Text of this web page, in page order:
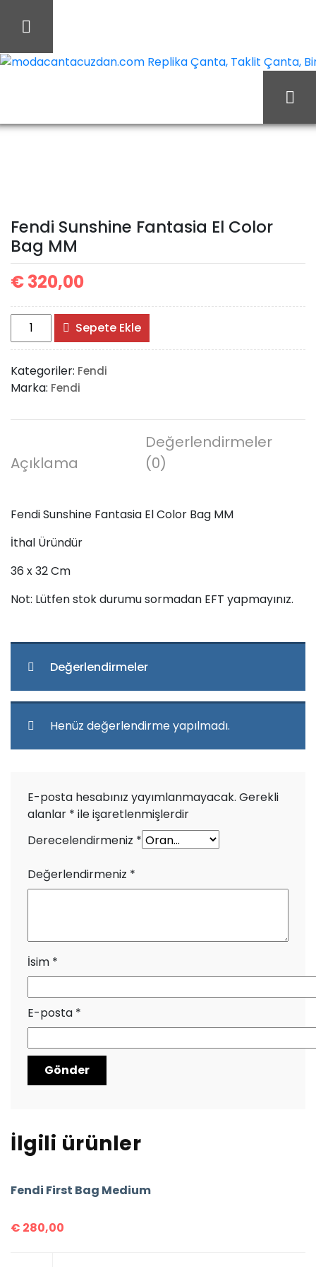
Fendi Sunshine
Fendi Sunshine Fantasia El Color
Bag MM
€320,00
Fendi
Sunshine
Fantasia
El
Color
MM
Sepete Ekle
Kategoriler: Fendi
Marka: Fendi
Açıklama
Değerlendirmeler
(0)
Fendi Sunshine Fantasia El Color Bag MM
İthal Üründür
36 x 32 Cm
Not: Lütfen stok durumu sormadan EFT yapmayınız.
Değerlendirmeler
Henüz değerlendirme yapılmadı.
E-posta hesabınız yayımlanmayacak. Gerekli
alanlar * ile işaretlenmişlerdir
Derecelendirmeniz *
Değerlendirmeniz *
İsim *
E-posta *
İlgili ürünler
Fendi First Bag Medium
€ 280,00